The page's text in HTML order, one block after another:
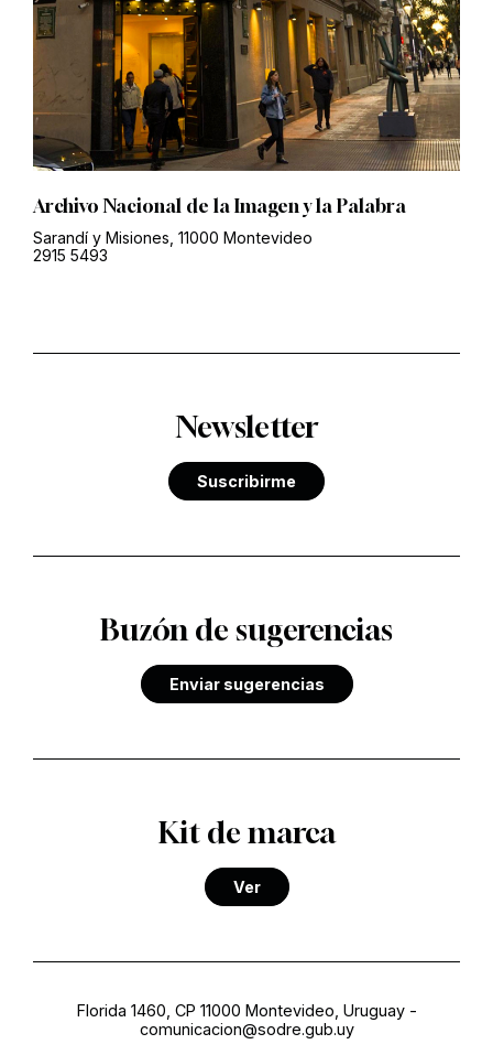
Archivo Nacional de la Imagen y la Palabra
Sarandí y Misiones, 11000 Montevideo
2915 5493
Newsletter
Suscribirme
Buzón de sugerencias
Enviar sugerencias
Kit de marca
Ver
Florida 1460, CP 11000 Montevideo, Uruguay-
comunicacion@sodre.gub.uy